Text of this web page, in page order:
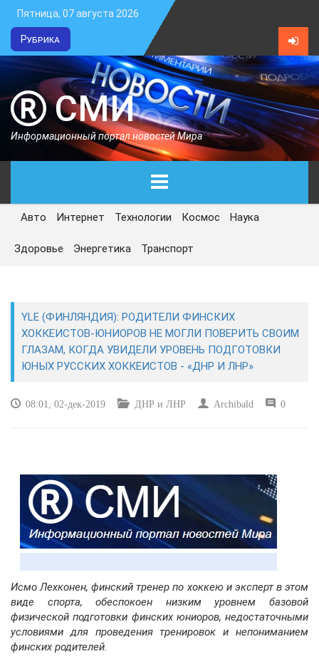
Пятница, 07 августа 2026
Рубрика
СМИ
Информационный портал новостей Мира
ГЛАВНАЯ
СЕГОДНЯ
ЭКОНОМИКА
КУЛЬТУРА
СПОРТ
Авто Интернет Технологии Космос Наука
Здоровье Энергетика Транспорт
YLE (ФИНЛЯНДИЯ): РОДИТЕЛИ ФИНСКИХ
ХОККЕИСТОВ-ЮНИОРОВ НЕ МОГЛИ ПОВЕРИТЬ СВОИМ
ГЛАЗАМ, КОГДА УВИДЕЛИ УРОВЕНЬ ПОДГОТОВКИ
ЮНЫХ РУССКИХ ХОККЕИСТОВ - «ДНР И ЛНР»
08:01, 02-дек-2019 ДНР и ЛНР Archibald 0
Исмо Лехконен, финский тренер по хоккею и эксперт в этом
виде спорта, обеспокоен низким уровнем базовой
физической подготовки финских юниоров, недостаточными
условиями для проведения тренировок и непониманием
финских родителей.